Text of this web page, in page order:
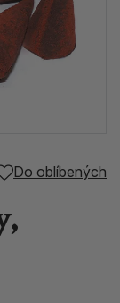
Do oblíbených